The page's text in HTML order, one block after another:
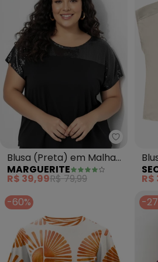
Blusa (Preta) em Malha
de Viscose com Paetê
MARGUERITE
R$ 39,99R$ 79,99 R$
-60%
-